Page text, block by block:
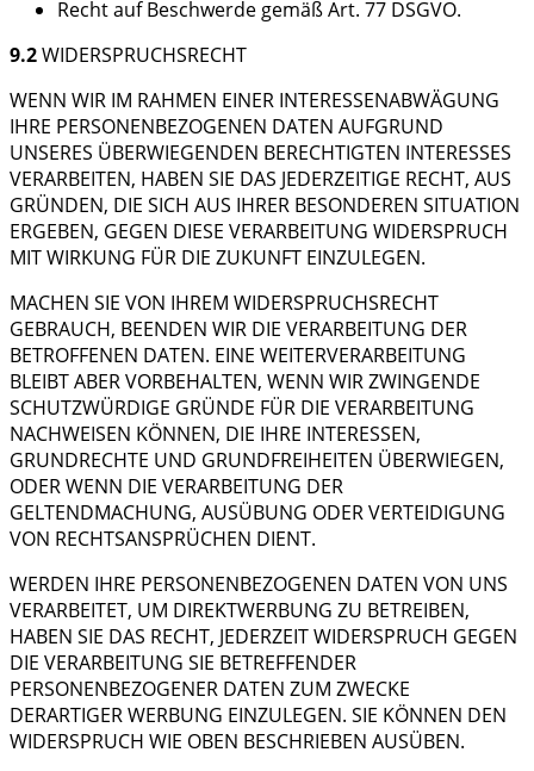
Recht auf Beschwerde gemäß Art. 77 DSGVO.
9.2WIDERSPRUCHSRECHT
WENN WIR IM RAHMEN EINER INTERESSENABWÄGUNG
IHRE PERSONENBEZOGENEN DATEN AUFGRUND
UNSERES ÜBERWIEGENDEN BERECHTIGTEN INTERESSES
VERARBEITEN, HABEN SIE DAS JEDERZEITIGE RECHT, AUS
GRÜNDEN, DIE SICH AUS IHRER BESONDEREN SITUATION
ERGEBEN, GEGEN DIESE VERARBEITUNG WIDERSPRUCH
MIT WIRKUNG FÜR DIE ZUKUNFT EINZULEGEN.
MACHEN SIE VON IHREM WIDERSPRUCHSRECHT
GEBRAUCH, BEENDEN WIR DIE VERARBEITUNG DER
BETROFFENEN DATEN. EINE WEITERVERARBEITUNG
BLEIBT ABER VORBEHALTEN, WENN WIR ZWINGENDE
SCHUTZWÜRDIGE GRÜNDE FÜR DIE VERARBEITUNG
NACHWEISEN KÖNNEN, DIE IHRE INTERESSEN,
GRUNDRECHTE UND GRUNDFREIHEITEN ÜBERWIEGEN,
ODER WENN DIE VERARBEITUNG DER
GELTENDMACHUNG, AUSÜBUNG ODER VERTEIDIGUNG
VON RECHTSANSPRÜCHEN DIENT.
WERDEN IHRE PERSONENBEZOGENEN DATEN VON UNS
VERARBEITET, UM DIREKTWERBUNG ZU BETREIBEN,
HABEN SIE DAS RECHT, JEDERZEIT WIDERSPRUCH GEGEN
DIE VERARBEITUNG SIE BETREFFENDER
PERSONENBEZOGENER DATEN ZUM ZWECKE
DERARTIGER WERBUNG EINZULEGEN. SIE KÖNNEN DEN
WIDERSPRUCH WIE OBEN BESCHRIEBEN AUSÜBEN.